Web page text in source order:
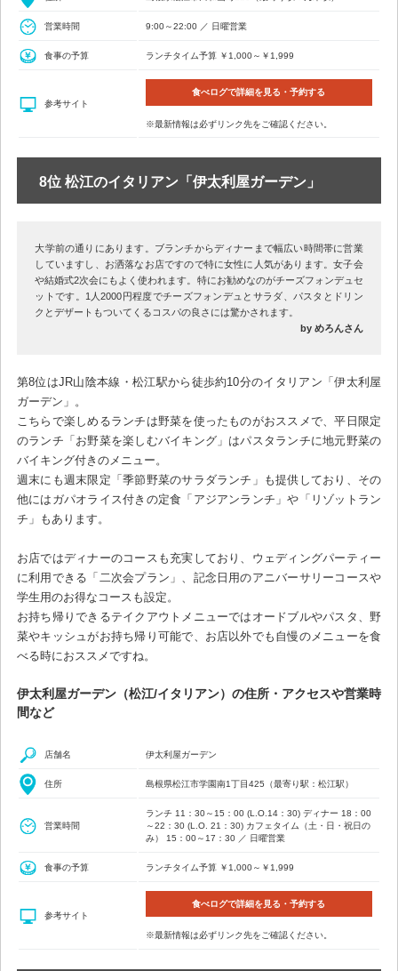
営業時間 9:00～22:00 ／ 日曜営業
食事の予算 ランチタイム予算 ￥1,000～￥1,999
参考サイト
食べログで詳細を見る・予約する
※最新情報は必ずリンク先をご確認ください。
8位 松江のイタリアン「伊太利屋ガーデン」
大学前の通りにあります。ブランチからディナーまで幅広い時間帯に営業
していますし、お洒落なお店ですので特に女性に人気があります。女子会
や結婚式2次会にもよく使われます。特にお勧めなのがチーズフォンデュセ
ットです。1人2000円程度でチーズフォンデュとサラダ、パスタとドリン
クとデザートもついてくるコスパの良さには驚かされます。
by めろんさん
第8位はJR山陰本線・松江駅から徒歩約10分のイタリアン「伊太利屋
ガーデン」。
こちらで楽しめるランチは野菜を使ったものがおススメで、平日限定
のランチ「お野菜を楽しむバイキング」はパスタランチに地元野菜の
バイキング付きのメニュー。
週末にも週末限定「季節野菜のサラダランチ」も提供しており、その
他にはガパオライス付きの定食「アジアンランチ」や「リゾットラン
チ」もあります。
お店ではディナーのコースも充実しており、ウェディングパーティー
に利用できる「二次会プラン」、記念日用のアニバーサリーコースや
学生用のお得なコースも設定。
お持ち帰りできるテイクアウトメニューではオードブルやパスタ、野
菜やキッシュがお持ち帰り可能で、お店以外でも自慢のメニューを食
べる時におススメですね。
伊太利屋ガーデン（松江/イタリアン）の住所・アクセスや営業時
間など
店舗名 伊太利屋ガーデン
住所 島根県松江市学園南1丁目425（最寄り駅：松江駅）
営業時間
ランチ 11：30～15：00 (L.O.14：30) ディナー 18：00
～22：30 (L.O. 21：30) カフェタイム（土・日・祝日の
み） 15：00～17：30 ／ 日曜営業
食事の予算 ランチタイム予算 ￥1,000～￥1,999
参考サイト
食べログで詳細を見る・予約する
※最新情報は必ずリンク先をご確認ください。